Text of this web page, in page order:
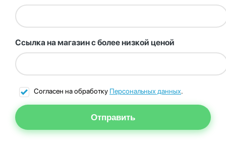
Ссылка на магазин с более низкой ценой
Согласен на обработку Персональных данных.
Отправить